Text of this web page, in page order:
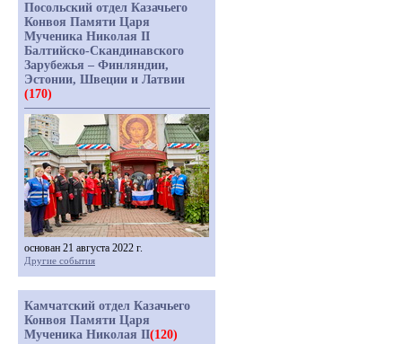
Посольский отдел Казачьего
Конвоя Памяти Царя
Мученика Николая II
Балтийско-Скандинавского
Зарубежья – Финляндии,
Эстонии, Швеции и Латвии
(170)
основан 21 августа 2022 г.
Другие события
Камчатский отдел Казачьего
Конвоя Памяти Царя
Мученика Николая II(120)